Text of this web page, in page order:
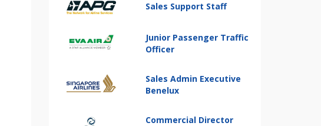
Sales Support Staff
Junior Passenger Traffic
Officer
Sales Admin Executive
Benelux
Commercial Director